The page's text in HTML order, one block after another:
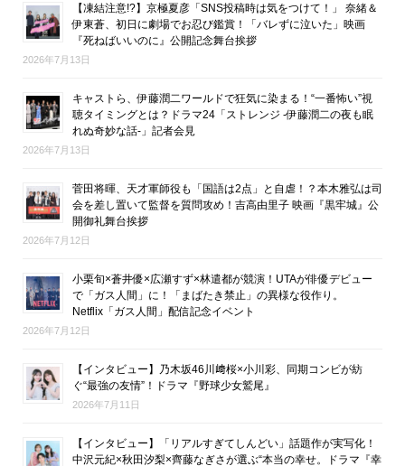
【凍結注意!?】京極夏彦「SNS投稿時は気をつけて！」 奈緒＆
伊東蒼、初日に劇場でお忍び鑑賞！「バレずに泣いた」映画
『死ねばいいのに』公開記念舞台挨拶
2026年7月13日
キャストら、伊藤潤二ワールドで狂気に染まる！“一番怖い”視
聴タイミングとは？ドラマ24「ストレンジ -伊藤潤二の夜も眠
れぬ奇妙な話-」記者会見
2026年7月13日
菅田将暉、天才軍師役も「国語は2点」と自虐！？本木雅弘は司
会を差し置いて監督を質問攻め！吉高由里子 映画『黒牢城』公
開御礼舞台挨拶
2026年7月12日
小栗旬×蒼井優×広瀬すず×林遣都が競演！UTAが俳優デビュー
で「ガス人間」に！「まばたき禁止」の異様な役作り。
Netflix「ガス人間」配信記念イベント
2026年7月12日
【インタビュー】乃木坂46川﨑桜×小川彩、同期コンビが紡
ぐ“最強の友情”！ドラマ『野球少女鷲尾』
2026年7月11日
【インタビュー】「リアルすぎてしんどい」話題作が実写化！
中沢元紀×秋田汐梨×齊藤なぎさが選ぶ“本当の幸せ。ドラマ『幸